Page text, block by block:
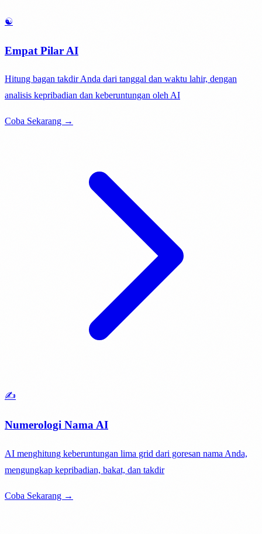
☯️
Empat Pilar AI
Hitung bagan takdir Anda dari tanggal dan waktu lahir, dengan
analisis kepribadian dan keberuntungan oleh AI
Coba Sekarang →
✍️
Numerologi Nama AI
AI menghitung keberuntungan lima grid dari goresan nama Anda,
mengungkap kepribadian, bakat, dan takdir
Coba Sekarang →